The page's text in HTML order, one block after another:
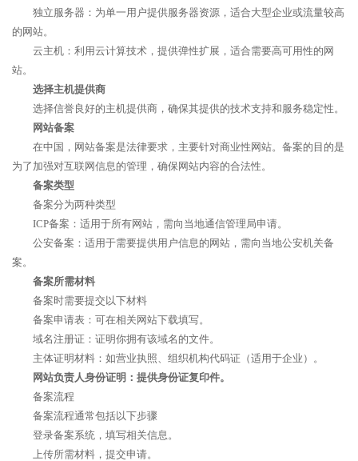
独立服务器：为单一用户提供服务器资源，适合大型企业或流量较高
的网站。
云主机：利用云计算技术，提供弹性扩展，适合需要高可用性的网
站。
选择主机提供商
选择信誉良好的主机提供商，确保其提供的技术支持和服务稳定性。
网站备案
在中国，网站备案是法律要求，主要针对商业性网站。备案的目的是
为了加强对互联网信息的管理，确保网站内容的合法性。
备案类型
备案分为两种类型
ICP备案：适用于所有网站，需向当地通信管理局申请。
公安备案：适用于需要提供用户信息的网站，需向当地公安机关备
案。
备案所需材料
备案时需要提交以下材料
备案申请表：可在相关网站下载填写。
域名注册证：证明你拥有该域名的文件。
主体证明材料：如营业执照、组织机构代码证（适用于企业）。
网站负责人身份证明：提供身份证复印件。
备案流程
备案流程通常包括以下步骤
登录备案系统，填写相关信息。
上传所需材料，提交申请。